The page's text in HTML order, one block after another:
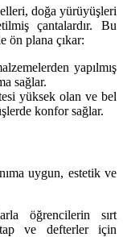
doğa yürüyüşleri
çantalardır. Bu
ön plana çıkar:
yapılmış
sağlar.
yüksek olan ve bel
konfor sağlar.
uygun, estetik ve
öğrencilerin sırt
ve defterler için